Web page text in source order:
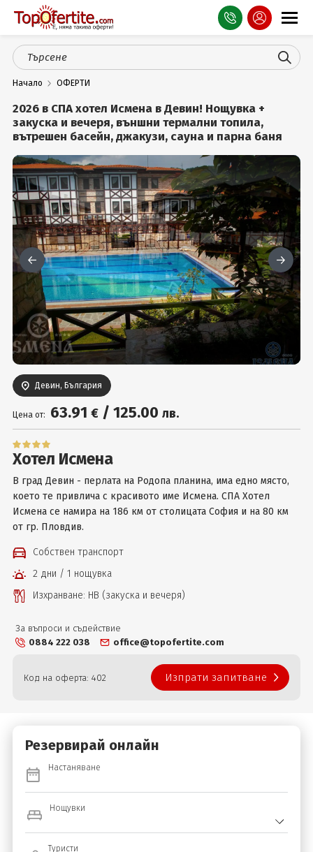
Оферти
СПА
Планина
Чужбина
Празници
Турция
Гърция
Услуги
Вход
Начало ОФЕРТИ
2026 в СПА хотел Исмена в Девин! Нощувка +
закуска и вечеря, външни термални топила,
вътрешен басейн, джакузи, сауна и парна баня
Девин, България
Цена от: 63.91 € / 125.00 лв.
Хотел Исмена
В град Девин - перлата на Родопа планина, има едно място,
което те привлича с красивото име Исмена. СПА Хотел
Исмена се намира на 186 км от столицата София и на 80 км
от гр. Пловдив.
Собствен транспорт
2 дни / 1 нощувка
Изхранване: НВ (закуска и вечеря)
За въпроси и съдействие
0884 222 038
office@topofertite.com
Код на оферта: 402 Изпрати запитване
Резервирай онлайн
Настаняване
Нощувки
Туристи